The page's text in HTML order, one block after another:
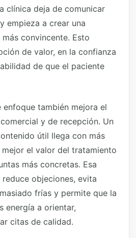
clínica deja de comunicar
empieza a crear una
convincente. Esto
de valor, en la confianza
de que el paciente
enfoque también mejora el
y de recepción. Un
útil llega con más
el valor del tratamiento
más concretas. Esa
objeciones, evita
frías y permite que la
energía a orientar,
citas de calidad.